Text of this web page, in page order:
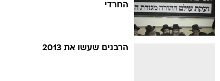
החרדי
הרבנים שעשו את 2013